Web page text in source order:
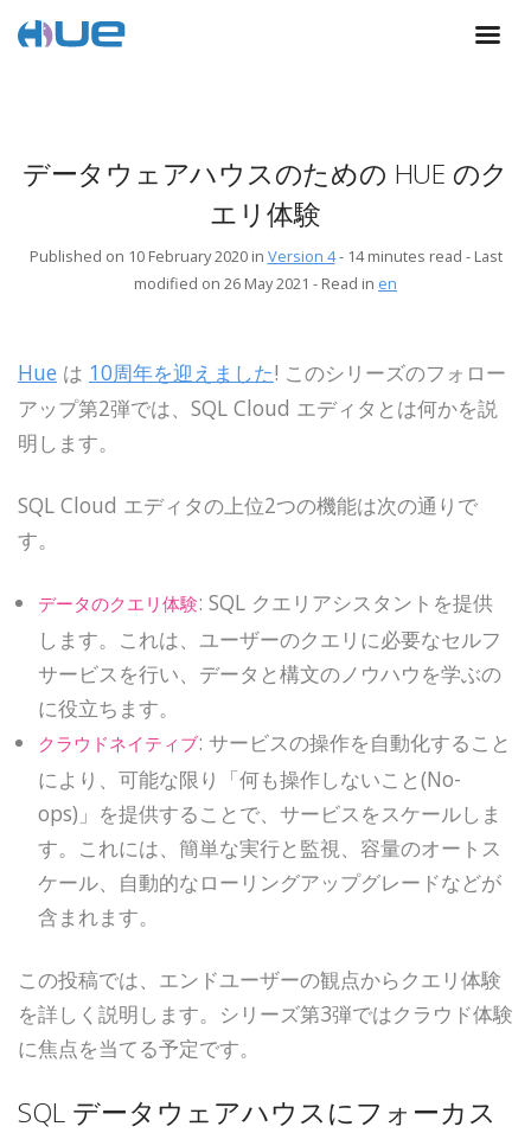
データウェアハウスのための HUE のク
エリ体験
Published on 10 February 2020 in Version 4- 14 minutes read - Last
modified on 26 May 2021 - Read in en
Hue は 10周年を迎えました! このシリーズのフォロー
アップ第2弾では、SQL Cloud エディタとは何かを説
明します。
SQL Cloud エディタの上位2つの機能は次の通りで
す。
データのクエリ体験: SQL クエリアシスタントを提供
します。これは、ユーザーのクエリに必要なセルフ
サービスを行い、データと構文のノウハウを学ぶの
に役立ちます。
クラウドネイティブ: サービスの操作を自動化すること
により、可能な限り「何も操作しないこと(No-
ops)」を提供することで、サービスをスケールしま
す。これには、簡単な実行と監視、容量のオートス
ケール、自動的なローリングアップグレードなどが
含まれます。
この投稿では、エンドユーザーの観点からクエリ体験
を詳しく説明します。シリーズ第3弾ではクラウド体験
に焦点を当てる予定です。
SQL データウェアハウスにフォーカス